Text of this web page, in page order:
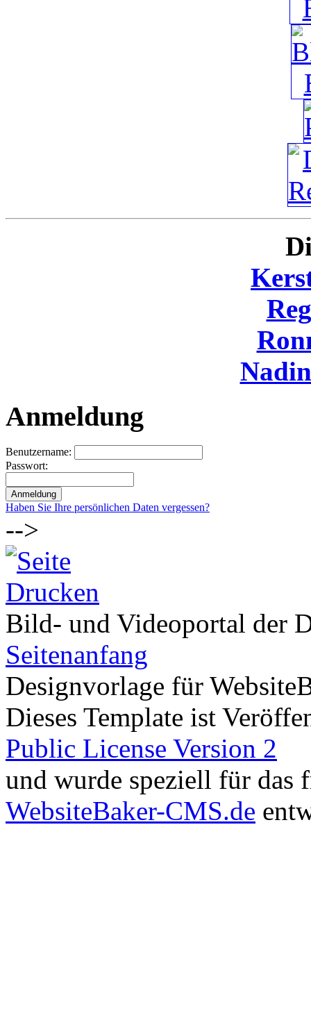
Anmeldung
Benutzername:
Passwort:
Haben Sie Ihre persönlichen Daten vergessen?
-->
Bild- und Videoportal der
Seitenanfang
Designvorlage für
Dieses Template ist
Public License Version 2
und wurde speziell für das
WebsiteBaker-CMS.de